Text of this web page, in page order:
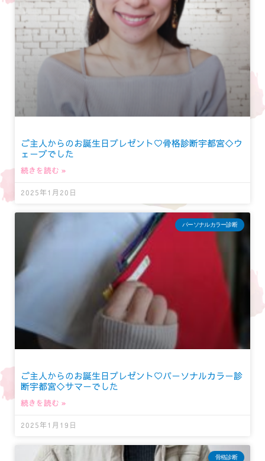
ご主人からのお誕生日プレゼント♡骨格診断宇都宮◇ウ
ェーブでした
続きを読む »
2025年1月20日
パーソナルカラー診断
ご主人からのお誕生日プレゼント♡パーソナルカラー診
断宇都宮◇サマーでした
続きを読む »
2025年1月19日
骨格診断